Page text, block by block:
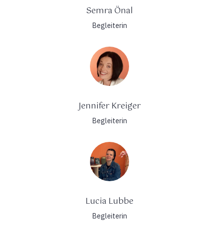
Semra Önal
Begleiterin
Jennifer Kreiger
Begleiterin
Lucia Lubbe
Begleiterin